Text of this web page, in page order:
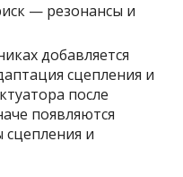
— резонансы и
добавляется
сцепления и
после
появляются
и